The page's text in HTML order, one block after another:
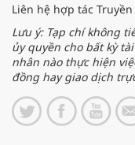
Liên hệ hợp tác
Lưu ý: Tạp chí không
ủy quyền cho bất kỳ
nhân nào thực hiện
đồng hay giao dịch